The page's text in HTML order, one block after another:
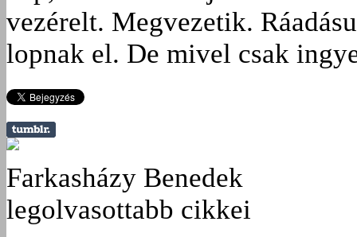
vezé­relt. Megvezetik.
lopnak el. De mivel csak
Farkasházy Benedek
legolvasottabb cikkei